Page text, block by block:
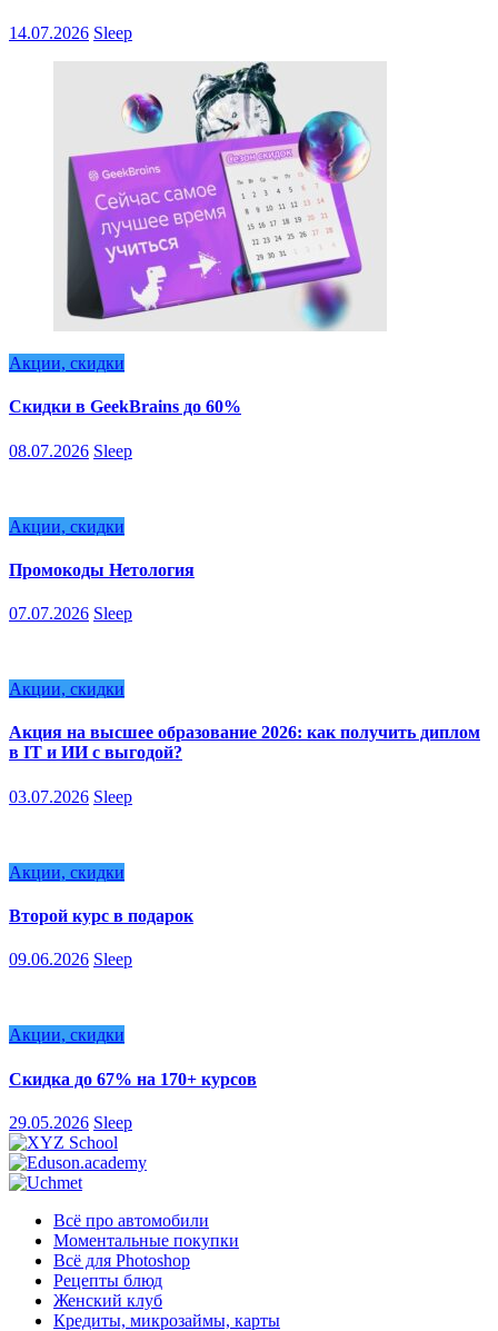
14.07.2026 Sleep
Акции, скидки
Скидки в GeekBrains до 60%
08.07.2026 Sleep
Акции, скидки
Промокоды Нетология
07.07.2026 Sleep
Акции, скидки
Акция на высшее образование 2026: как получить диплом
в IT и ИИ с выгодой?
03.07.2026 Sleep
Акции, скидки
Второй курс в подарок
09.06.2026 Sleep
Акции, скидки
Скидка до 67% на 170+ курсов
29.05.2026 Sleep
Всё про автомобили
Моментальные покупки
Всё для Photoshop
Рецепты блюд
Женский клуб
Кредиты, микрозаймы, карты